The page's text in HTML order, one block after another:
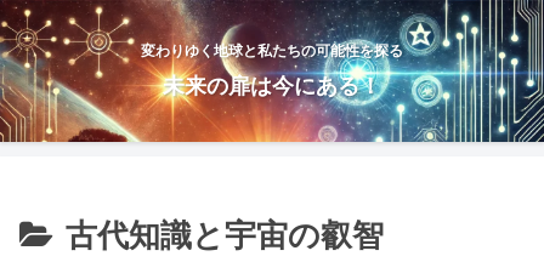
変わりゆく地球と私たちの可能性を探る
未来の扉は今にある！
古代知識と宇宙の叡智